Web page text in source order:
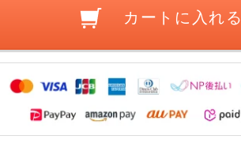
カートに入れる